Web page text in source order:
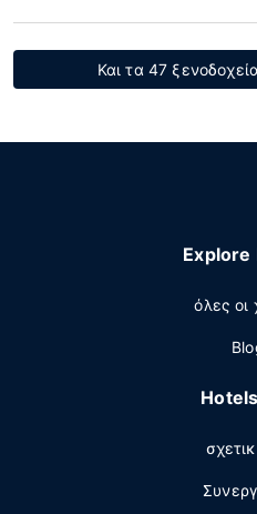
Και τα 47
Explore
όλες οι